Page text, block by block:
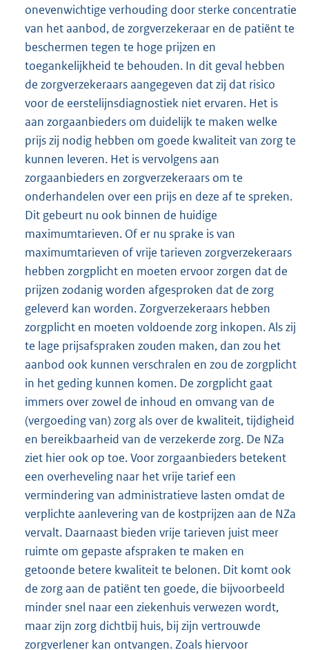
onevenwichtige verhouding door sterke concentratie
van het aanbod, de zorgverzekeraar en de patiënt te
beschermen tegen te hoge prijzen en
toegankelijkheid te behouden. In dit geval hebben
de zorgverzekeraars aangegeven dat zij dat risico
voor de eerstelijnsdiagnostiek niet ervaren. Het is
aan zorgaanbieders om duidelijk te maken welke
prijs zij nodig hebben om goede kwaliteit van zorg te
kunnen leveren. Het is vervolgens aan
zorgaanbieders en zorgverzekeraars om te
onderhandelen over een prijs en deze af te spreken.
Dit gebeurt nu ook binnen de huidige
maximumtarieven. Of er nu sprake is van
maximumtarieven of vrije tarieven zorgverzekeraars
hebben zorgplicht en moeten ervoor zorgen dat de
prijzen zodanig worden afgesproken dat de zorg
geleverd kan worden. Zorgverzekeraars hebben
zorgplicht en moeten voldoende zorg inkopen. Als zij
te lage prijsafspraken zouden maken, dan zou het
aanbod ook kunnen verschralen en zou de zorgplicht
in het geding kunnen komen. De zorgplicht gaat
immers over zowel de inhoud en omvang van de
(vergoeding van) zorg als over de kwaliteit, tijdigheid
en bereikbaarheid van de verzekerde zorg. De NZa
ziet hier ook op toe. Voor zorgaanbieders betekent
een overheveling naar het vrije tarief een
vermindering van administratieve lasten omdat de
verplichte aanlevering van de kostprijzen aan de NZa
vervalt. Daarnaast bieden vrije tarieven juist meer
ruimte om gepaste afspraken te maken en
getoonde betere kwaliteit te belonen. Dit komt ook
de zorg aan de patiënt ten goede, die bijvoorbeeld
minder snel naar een ziekenhuis verwezen wordt,
maar zijn zorg dichtbij huis, bij zijn vertrouwde
zorgverlener kan ontvangen. Zoals hiervoor